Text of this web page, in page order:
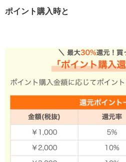
ポイント購入時と